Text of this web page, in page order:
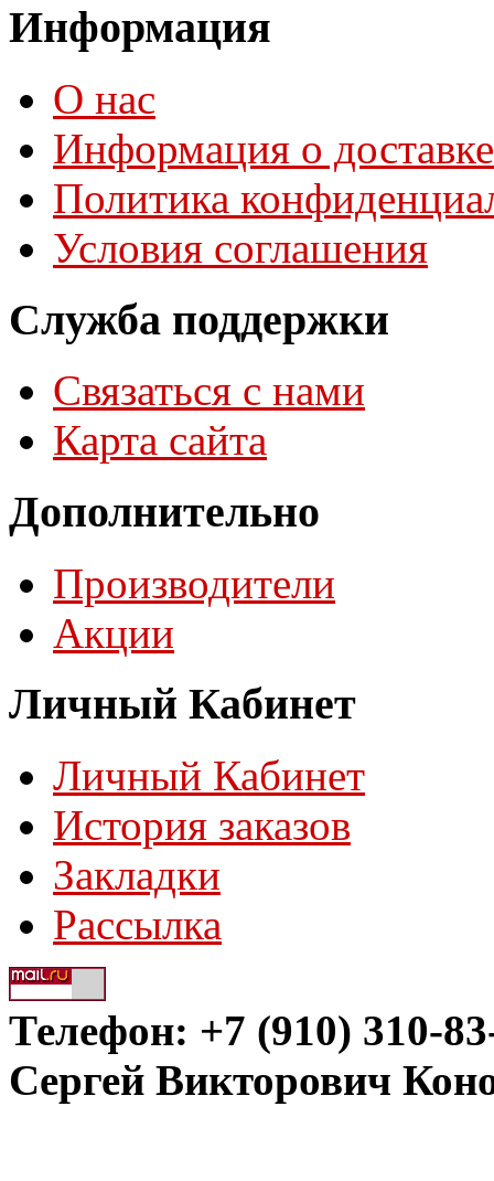
Информация
О нас
Информация о доставке
Политика
Условия соглашения
Служба поддержки
Связаться с нами
Карта сайта
Дополнительно
Производители
Акции
Личный Кабинет
Личный Кабинет
История заказов
Закладки
Рассылка
Телефон: +7 (910) 310-
Сергей Викторович